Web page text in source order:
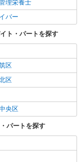
理栄養士
バー
ト・パートを探す
区
区
央区
パートを探す